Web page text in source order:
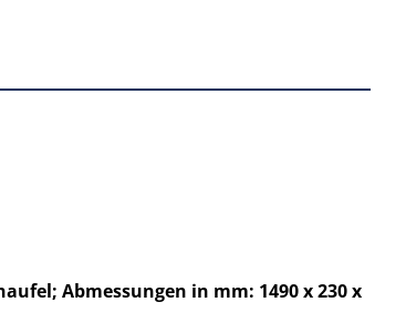
Abmessungen in mm: 1490 x 230 x